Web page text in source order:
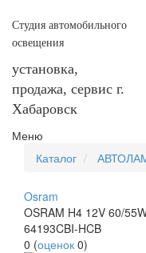
Студия автомобильного
освещения
установка,
продажа, сервис г.
Хабаровск
Меню
Каталог
Osram
OSRAM H4 12V 60/
64193CBI-HCB
0 (оценок 0)